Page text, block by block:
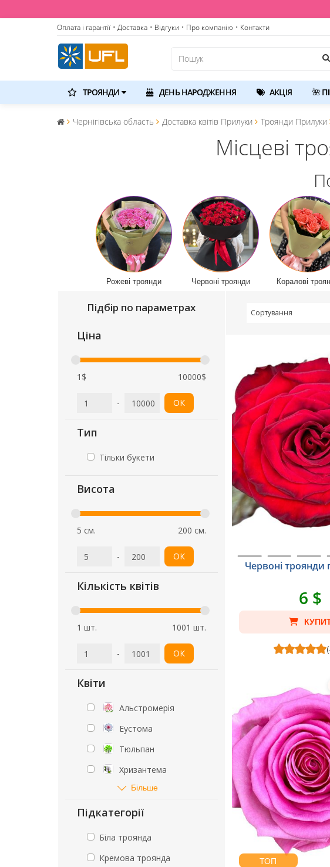
Оплата і гарантії • Доставка • Відгуки • Про компанію • Контакти
ТРОЯНДИ ДЕНЬ НАРОДЖЕННЯ АКЦІЯ 🌺
Чернігівська область Доставка квітів Прилуки Троянди Прилуки
Місцеві
Рожеві троянди Червоні троянди Коралові
Підбір по параметрах
Ціна
1$ 10000$
- ОК
Тип
Тільки букети
Висота
5 см. 200 см.
- ОК
Кількість квітів
1 шт. 1001 шт.
- ОК
Квіти
Альстромерія
Еустома
Тюльпан
Хризантема
Більше
Підкатегорії
Біла троянда
Кремова троянда
Сортування
Червоні
6 $
ТОП